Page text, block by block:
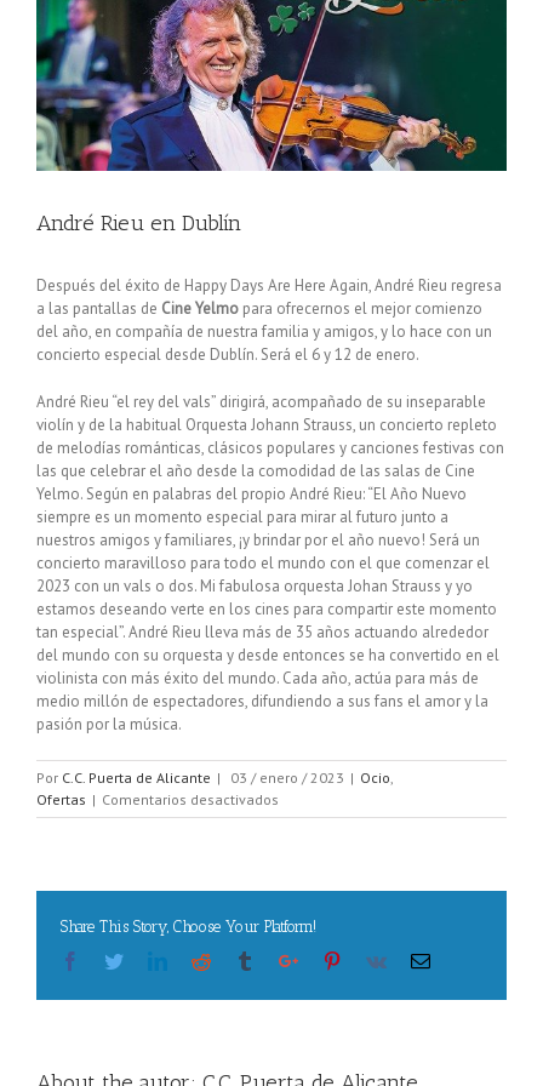
André Rieu en Dublín
Después del éxito de Happy Days Are Here Again, André Rieu regresa
a las pantallas de Cine Yelmo para ofrecernos el mejor comienzo
del año, en compañía de nuestra familia y amigos, y lo hace con un
concierto especial desde Dublín. Será el 6 y 12 de enero.
André Rieu “el rey del vals” dirigirá, acompañado de su inseparable
violín y de la habitual Orquesta Johann Strauss, un concierto repleto
de melodías románticas, clásicos populares y canciones festivas con
las que celebrar el año desde la comodidad de las salas de Cine
Yelmo. Según en palabras del propio André Rieu: “El Año Nuevo
siempre es un momento especial para mirar al futuro junto a
nuestros amigos y familiares, ¡y brindar por el año nuevo! Será un
concierto maravilloso para todo el mundo con el que comenzar el
2023 con un vals o dos. Mi fabulosa orquesta Johan Strauss y yo
estamos deseando verte en los cines para compartir este momento
tan especial”. André Rieu lleva más de 35 años actuando alrededor
del mundo con su orquesta y desde entonces se ha convertido en el
violinista con más éxito del mundo. Cada año, actúa para más de
medio millón de espectadores, difundiendo a sus fans el amor y la
pasión por la música.
Por C.C. Puerta de Alicante | 03 / enero / 2023 | Ocio
Ofertas | Comentarios desactivados
André
Share This Story, Choose Your Platform!
FacebookTwitterLinkedinReddit TumblrGoogle+Pinterest
Vk Email